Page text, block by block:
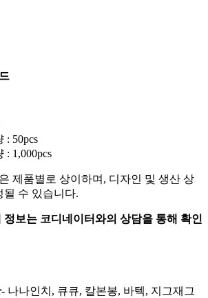
: 50pcs
: 1,000pcs
제품별로 상이하며, 디자인 및 생산 상
될 수 있습니다.
정보는 코디네이터와의 상담을 통해 확인
- 나나인치, 큐큐, 칼본봉, 바텍, 지그재그